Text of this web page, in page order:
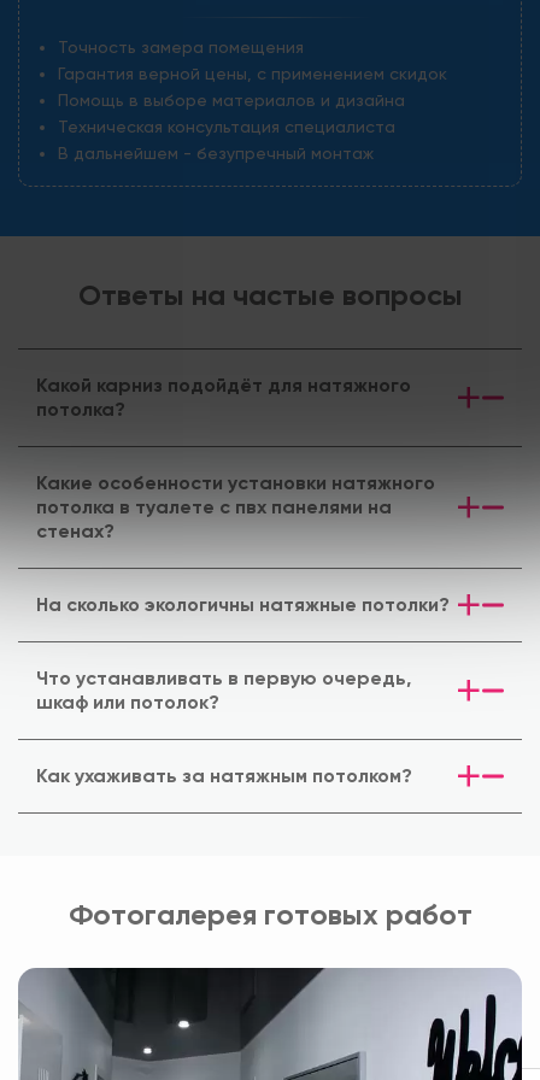
Точность замера помещения
Гарантия верной цены, с применением скидок
Помощь в выборе материалов и дизайна
Техническая консультация специалиста
В дальнейшем - безупречный монтаж
Ответы на частые вопросы
Какой карниз подойдёт для натяжного
потолка?
Какие особенности установки натяжного
потолка в туалете с пвх панелями на
стенах?
На сколько экологичны натяжные потолки?
Что устанавливать в первую очередь,
шкаф или потолок?
Как ухаживать за натяжным потолком?
Фотогалерея готовых работ